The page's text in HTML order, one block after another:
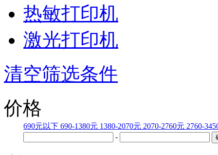
热敏打印机
激光打印机
清空筛选条件
价格
690元以下 690-1380元 1380-2070元 2070-2760元 2760-
-